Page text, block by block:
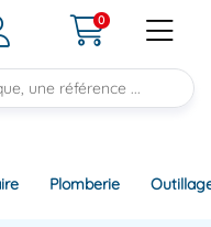
0
Plomberie